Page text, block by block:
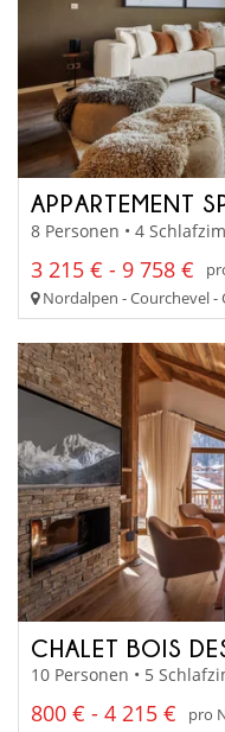
APPARTEMENT
8 Personen • 4
3 215 € - 9 758 €
Nordalpen - Courchevel -
CHALET BOIS
10 Personen • 5
800 € - 4 215 €
pro